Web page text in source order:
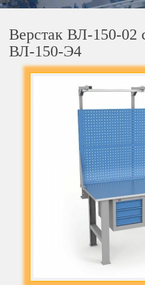
Верстак ВЛ-150-02
ВЛ-150-Э4